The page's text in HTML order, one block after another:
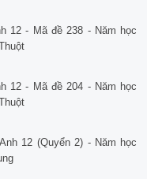
12 - Mã đề 238 - Năm học
12 - Mã đề 204 - Năm học
12 (Quyển 2) - Năm học